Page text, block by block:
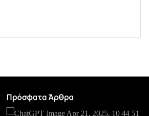
Πρόσφατα Άρθρα